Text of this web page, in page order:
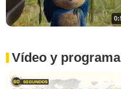
Vídeo y